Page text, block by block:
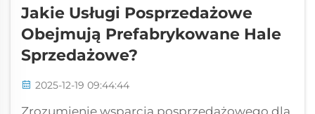
Jakie Usługi Posprzedażowe
Obejmują Prefabrykowane Hale
Sprzedażowe?
2025-12-19 09:44:44
Zrozumienie wsparcia posprzedażowego dla